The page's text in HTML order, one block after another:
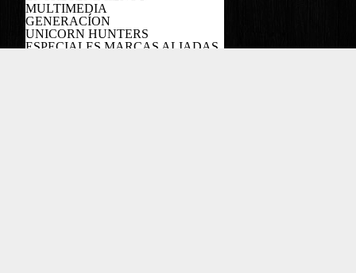
MULTIMEDIA
GENERACÍON
UNICORN HUNTERS
ESPECIALES MARCAS ALIADAS